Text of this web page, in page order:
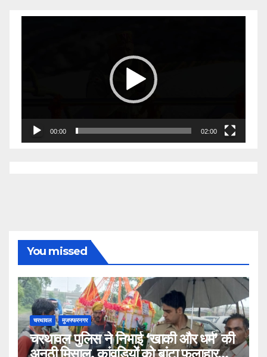
00:00 02:00
You missed
चरथावल मुजफ्फरनगर
चरथावल पुलिस ने निभाई ‘खाकी और धर्म’ की